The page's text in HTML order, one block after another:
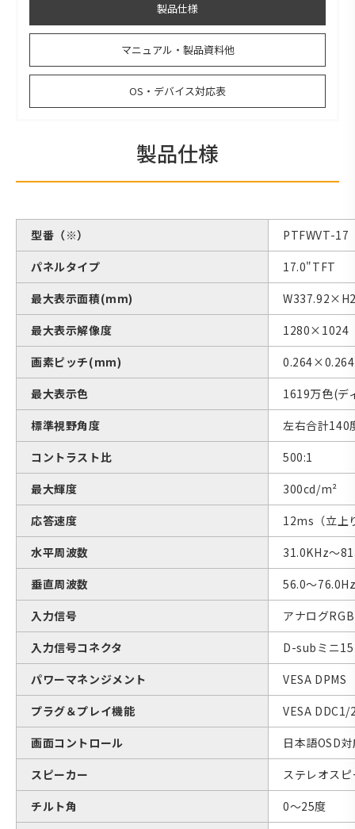
製品仕様
マニュアル・製品資料他
OS・デバイス対応表
製品仕様
型番（※）
PTFWVT-17
パネルタイプ
17.0"TFT
最大表示面積(mm)
最大表示解像度
1280×1024
画素ピッチ(mm)
0.264×0.264
最大表示色
1619万色(デ
標準視野角度
左右合計
コントラスト比
500:1
最大輝度
300cd/m²
応答速度
12ms（立上
水平周波数
31.0KHz〜
垂直周波数
56.0〜
入力信号
アナログRGB
入力信号コネクタ
D-subミニ
パワーマネンジメント
VESA DPMS
プラグ＆プレイ機能
VESA DDC1/
画面コントロール
日本語OSD
スピーカー
ステレオス
チルト角
0〜25度